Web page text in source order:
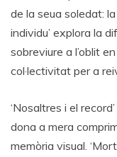
de la seua soledat:
individu’ explora la
sobreviure a l’oblit
col·lectivitat per a
‘Nosaltres i el
dona a mera
memòria visual.